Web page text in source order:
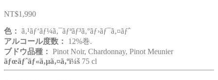
NT$1,990
色： ã‚¹ãƒ‘ãƒ¼ã‚¯ãƒªãƒ³ã‚°ãƒ›ãƒ¯ã‚¤ãƒˆ
アルコール度数：
12%巻.
ブドウ品種： Pinot Noir, Chardonnay, Pinot Meunier
ãƒœãƒˆãƒ«ã‚µã‚¤ã‚ºï¼š 75 cl